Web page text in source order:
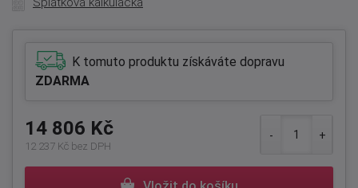
K tomuto produktu získáváte dopravu
ZDARMA
14 806 Kč
12 237 Kč bez DPH